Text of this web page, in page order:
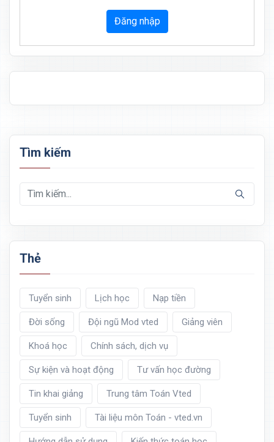
Đăng nhập
Tìm kiếm
Thẻ
Tuyển sinh Lịch học Nạp tiền
Đời sống Đội ngũ Mod vted Giảng viên
Khoá học Chính sách, dịch vụ
Sự kiện và hoạt động Tư vấn học đường
Tin khai giảng Trung tâm Toán Vted
Tuyển sinh Tài liệu môn Toán - vted.vn